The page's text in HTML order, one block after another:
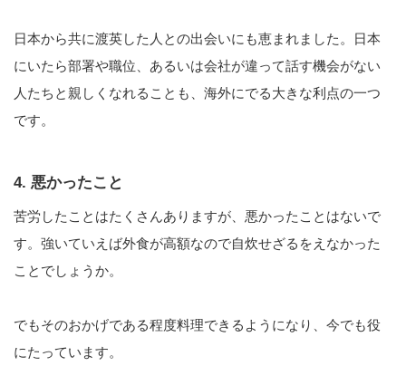
日本から共に渡英した人との出会いにも恵まれました。日本
にいたら部署や職位、あるいは会社が違って話す機会がない
人たちと親しくなれることも、海外にでる大きな利点の一つ
です。
4. 悪かったこと
苦労したことはたくさんありますが、悪かったことはないで
す。強いていえば外食が高額なので自炊せざるをえなかった
ことでしょうか。
でもそのおかげである程度料理できるようになり、今でも役
にたっています。